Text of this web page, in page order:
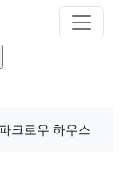
파크로우 하우스